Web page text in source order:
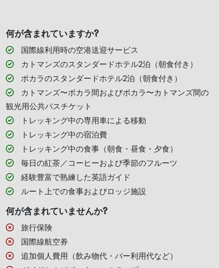
何が含まれていますか?
国際線利用時の空港送迎サービス
カトマンズのスタンダードホテル2泊（朝食付き）
ポカラのスタンダードホテル2泊（朝食付き）
カトマンズ〜ポカラ間およびポカラ〜カトマンズ間の
観光用公共バスチケット
トレッキング中の専用車による移動
トレッキング中の宿泊費
トレッキング中の食事（朝食・昼食・夕食）
毎日の紅茶／コーヒーおよび季節のフルーツ
経験豊富で熟練した英語ガイド
ルート上での食事およびロッジ施設
何が含まれていませんか?
旅行保険
国際線航空券
追加個人費用（飲み物代・バー利用代など）